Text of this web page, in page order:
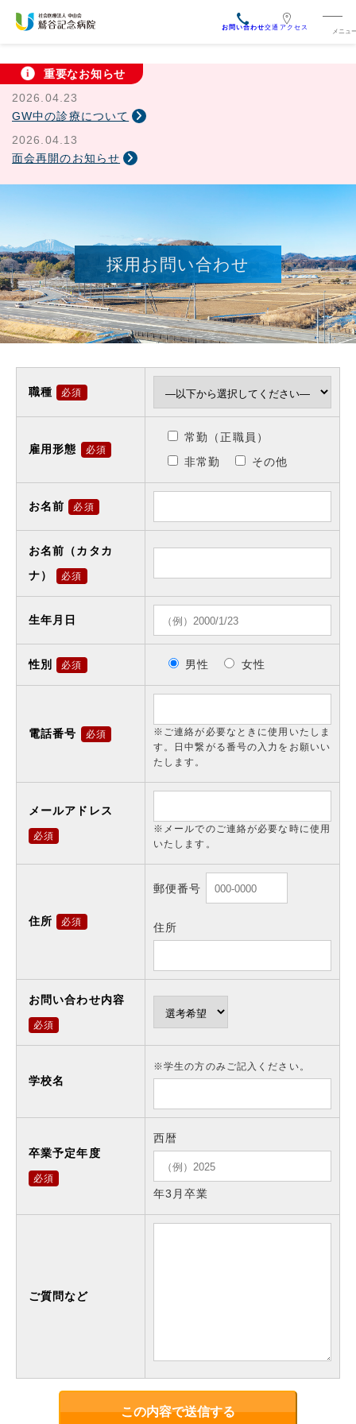
交通アクセス
重要なお知らせ
2026.04.23
GW中の診療について
2026.04.13
面会再開のお知らせ
採用お問い合わせ
職種 必須
雇用形態 必須
常勤（正職員）
非常勤
その他
お名前 必須
お名前（カタカ
ナ）
必須
生年月日
性別 必須 男性 女性
電話番号 必須
※ご連絡が必要なときに使用いたしま
す。日中繋がる番号の入力をお願いい
たします。
メールアドレス
必須
※メールでのご連絡が必要な時に使用
いたします。
住所 必須
郵便番号
住所
お問い合わせ内容
必須
学校名
※学生の方のみご記入ください。
卒業予定年度
必須
西暦
年3月卒業
ご質問など